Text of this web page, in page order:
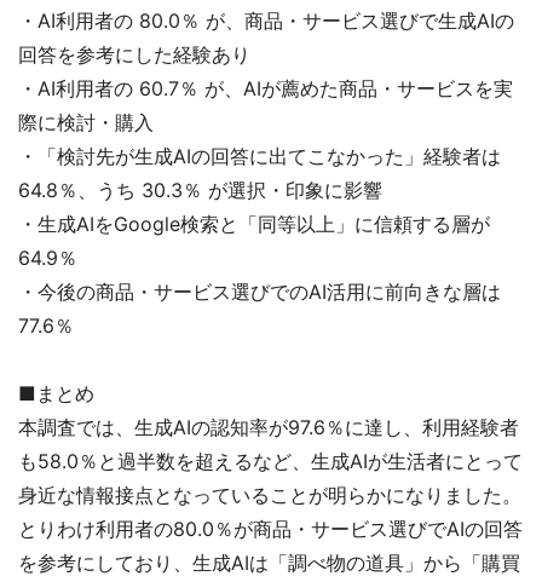
・AI利用者の 80.0％ が、商品・サービス選びで生成AIの
回答を参考にした経験あり
・AI利用者の 60.7％ が、AIが薦めた商品・サービスを実
際に検討・購入
・「検討先が生成AIの回答に出てこなかった」経験者は
64.8％、うち 30.3％ が選択・印象に影響
・生成AIをGoogle検索と「同等以上」に信頼する層が
64.9％
・今後の商品・サービス選びでのAI活用に前向きな層は
77.6％
■まとめ
本調査では、生成AIの認知率が97.6％に達し、利用経験者
も58.0％と過半数を超えるなど、生成AIが生活者にとって
身近な情報接点となっていることが明らかになりました。
とりわけ利用者の80.0％が商品・サービス選びでAIの回答
を参考にしており、生成AIは「調べ物の道具」から「購買